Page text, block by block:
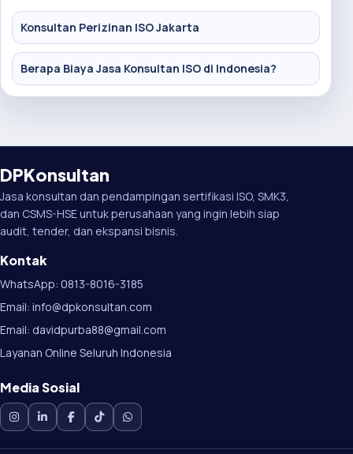
Konsultan Perizinan ISO Jakarta
Berapa Biaya Jasa Konsultan ISO di Indonesia?
DPKonsultan
Jasa konsultan dan pendampingan sertifikasi ISO, SMK3,
dan CSMS-HSE untuk perusahaan yang ingin lebih siap
audit, tender, dan ekspansi bisnis.
Kontak
WhatsApp: 0813-8016-3185
Email: info@dpkonsultan.com
Email: davidpurba88@gmail.com
Layanan Online Seluruh Indonesia
Media Sosial